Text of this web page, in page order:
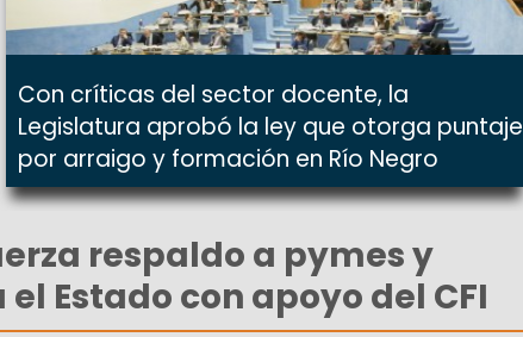
Con críticas del sector docente, la
Legislatura aprobó la ley que otorga puntaje
por arraigo y formación en Río Negro
respaldo a pymes y
Estado con apoyo del CFI